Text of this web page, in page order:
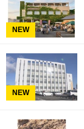
NEW
NEW